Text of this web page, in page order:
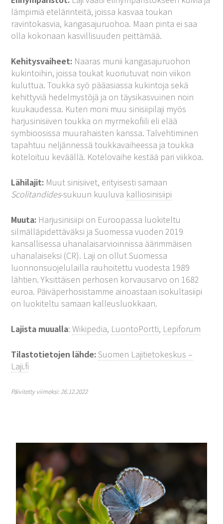
lämpimiä etelärinteitä, joissa kasvaa toukan
ravintokasvia, kangasajuruohoa. Maan pinta ei saa
olla kokonaan kasvillisuuden peittämää.
Kehitysvaiheet: Naaras munii kangasajuruohon
kukintoihin, joissa toukat kuoriutuvat noin viikon
kuluttua. Toukka syö pääasiassa kukintoja sekä
kehittyviä hedelmystöjä ja on täysikasvuinen noin
kuukaudessa. Kuten moni muu sinisiipilaji myös
harjusinisiiven toukka on myrmekofiili eli elää
symbioosissa muurahaisten kanssa. Talvehtiminen
tapahtuu neljännessä toukkavaiheessa ja toukka
koteloituu keväällä. Kotelovaihe kestää pari viikkoa.
Lähilajit: Muut sinisiivet, erityisesti samaan
Scolitandides-sukuun kuuluva kalliosinisiipi
Muuta: Harjusinisiipi on Euroopassa luokiteltu
silmälläpidettäväksi ja Suomessa vuoden 2019
kansallisessa uhanalaisarvioinnissa äärimmäisen
uhanalaiseksi (CR). Laji on ollut Suomessa
luonnonsuojelulailla rauhoitettu vuodesta 1989
lähtien. Yksittäisen perhosen korvausarvo on 1682
euroa. Päiväperhosistamme ainoastaan isokultasiipi
on luokiteltu samaan kalleusluokkaan.
Lajista muualla:Wikipedia, LuontoPortti, Lepiforum
Tilastotietojen lähde:Suomen Lajitietokeskus –
Laji.fi
Päivitetty viimeksi: 26.12.2022